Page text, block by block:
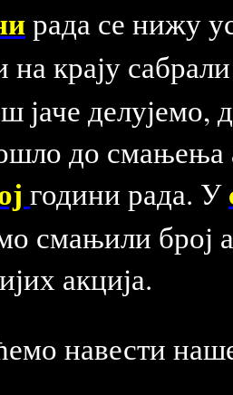
рада се нижу
на крају
јаче делујемо,
до смањења
години рада. У
смањили број
акција.
навести